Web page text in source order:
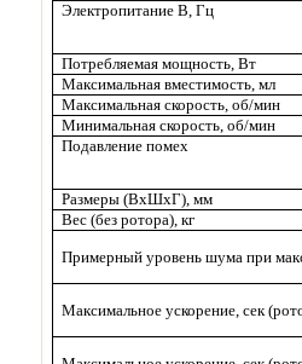
Электропитание В, Гц
Потребляемая мощность, Вт
Максимальная вместимость, мл
Максимальная скорость, об/мин
Минимальная скорость, об/мин
Подавление помех
Размеры (ВхШхГ), мм
Вес (без ротора), кг
Примерный уровень шума при
Максимальное ускорение, сек